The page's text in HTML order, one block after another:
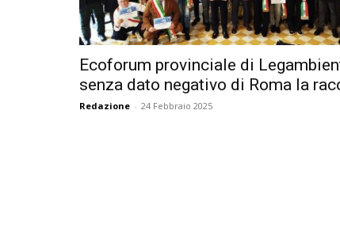
Ecoforum provinciale di
senza dato negativo di Roma la
Redazione - 24 Febbraio 2025